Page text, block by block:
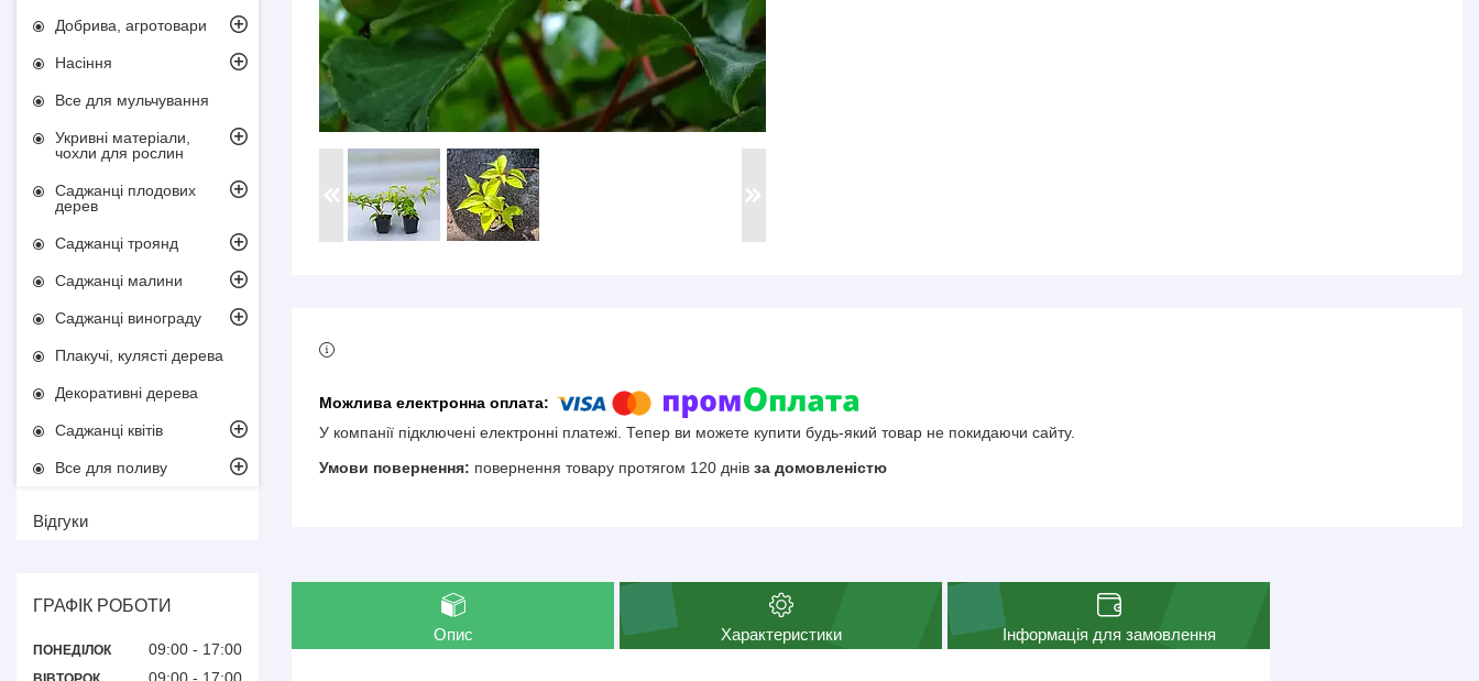
У компанії підключені електронні платежі. Тепер ви можете купити будь-який товар не покидаючи сайту.
повернення товару протягом 120 днів за домовленістю
Опис Характеристики Інформація для замовлення
Добрива, агротовари
Насіння
Все для мульчування
Укривні матеріали,
чохли для рослин
Саджанці плодових
дерев
Саджанці троянд
Саджанці малини
Саджанці винограду
Плакучі, кулясті дерева
Декоративні дерева
Саджанці квітів
Все для поливу
Відгуки
ГРАФІК РОБОТИ
ПОНЕДІЛОК 09:00 17:00
09:00 17:00